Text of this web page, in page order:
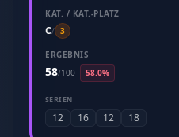
KAT. / KAT.-PLATZ
C/ 3
ERGEBNIS
58/100 58.0%
SERIEN
12 16 12 18